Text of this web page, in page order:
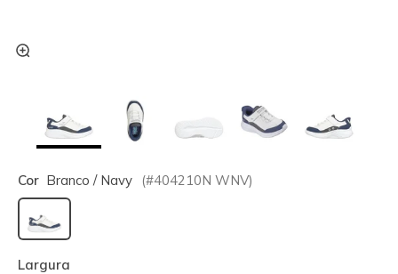
Cor Branco / Navy (#404210N WNV)
selecionado
Largura